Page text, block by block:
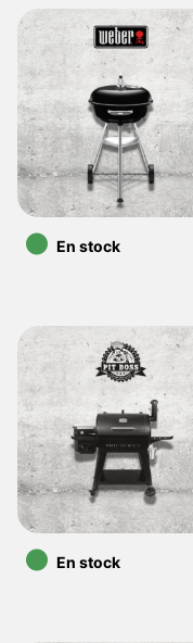
•En stock
•En stock